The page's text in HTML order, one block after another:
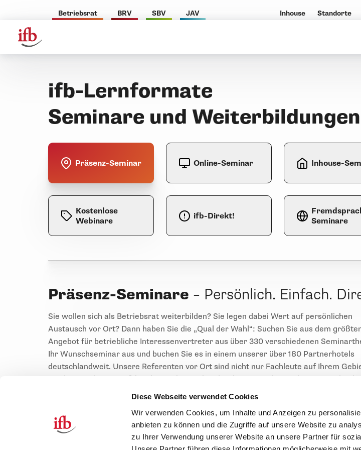
Diese Webseite verwendet Cookies
Wir verwenden Cookies, um Inhalte und Anzeigen zu
anbieten zu können und die Zugriffe auf unsere Website zu
zu Ihrer Verwendung unserer Website an unsere Partner für
Betriebsrat BRV SBV JAV Inhouse Standorte
ifb-Lernformate
Seminare und
Präsenz-Seminar Online-Seminar Inhouse-
Kostenlose
Webinare
ifb-Direkt!
Seminare
Präsenz-Seminare – Persönlich. Einfach.
Sie wollen sich als Betriebsrat weiterbilden? Sie legen dabei Wert auf persönlichen
Austausch vor Ort? Dann haben Sie die „Qual der Wahl“: Suchen Sie aus dem
Angebot für betriebliche Interessenvertreter aus über 330 verschiedenen
Ihr Wunschseminar aus und buchen Sie es in einem unserer über 180 Partnerhotels
deutschlandweit. Unsere Referenten vor Ort sind nicht nur Fachleute auf Ihrem
sondern auch mit Spaß bei der Sache – anhand vieler Beispiele aus der Praxis
auch mal aus dem Nähkästchen.
Und nach dem fachlichen Teil im Seminarraum ist der Tag noch lange nicht vorbei:
Seminarbetreuung vor Ort sorgt abends für ein spannendes Rahmenprogramm – so
auch nach dem Seminar Zeit für einen intensiven, persönlichen Austausch mit